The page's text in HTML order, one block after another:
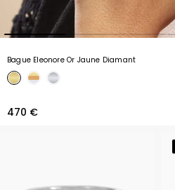
Bague Eleonore Or Jaune Diamant
470 €